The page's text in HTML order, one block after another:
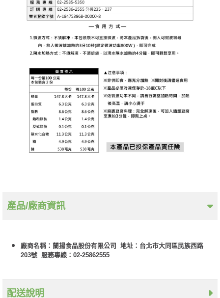
產品/廠商資訊
廠商名稱：蘭揚食品股份有限公司 地址：台北市大同區民族西路
203號 服務專線：02-25862555
配送說明